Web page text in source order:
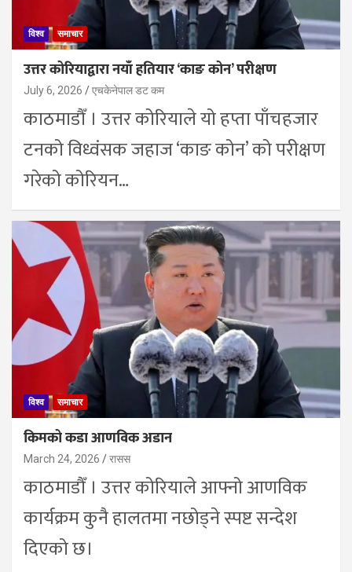
विश्व समाचार
उत्तर कोरियाद्वारा नयाँ हतियार ‘काङ कोन’ परीक्षण
July 6, 2026 एचकेनेपाल डट कम
काठमाडाैँ । उत्तर कोरियाले यो हप्ता पाँचहजार
टनको विध्वंसक जहाज ‘काङ कोन’ को परीक्षण
गरेको कोरियन…
विश्व समाचार
किमको कडा आणविक अडान
March 24, 2026 रासस
काठमाडाैँ । उत्तर कोरियाले आफ्नो आणविक
कार्यक्रम कुनै हालतमा नछोड्ने स्पष्ट सन्देश
दिएको छ।